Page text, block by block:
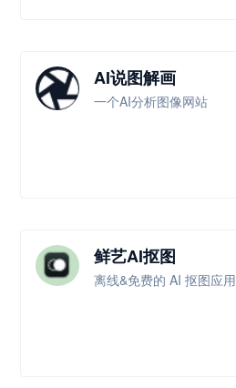
AI说图解画
一个AI分析图像网站
鲜艺AI抠图
离线&免费的 AI 抠图应用